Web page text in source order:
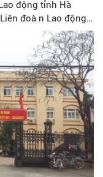
động tỉnh Hà
đoà n Lao động
01 công đoà n
và Trường
bộ công đoà n
và 46 đồng chí cán
KT tỉnh Hà Nam.